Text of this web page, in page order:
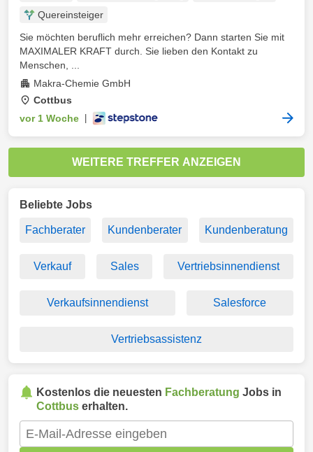
Quereinsteiger
Sie möchten beruflich mehr erreichen? Dann starten Sie mit
MAXIMALER KRAFT durch. Sie lieben den Kontakt zu
Menschen, ...
Makra-Chemie GmbH
Cottbus
vor 1 Woche
WEITERE TREFFER ANZEIGEN
Beliebte Jobs
Fachberater Kundenberater Kundenberatung
Verkauf Sales Vertriebsinnendienst
Verkaufsinnendienst Salesforce
Vertriebsassistenz
Kostenlos die neuesten Fachberatung Jobs in
Cottbus erhalten.